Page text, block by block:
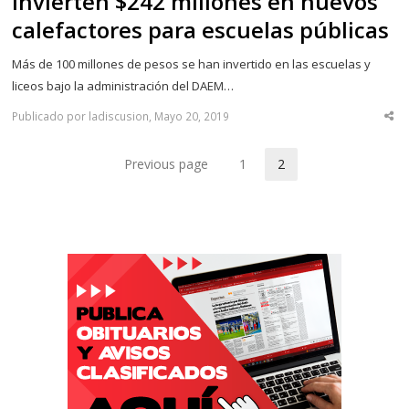
calefactores para escuelas públicas
Más de 100 millones de pesos se han invertido en las escuelas y
liceos bajo la administración del DAEM…
Publicado por ladiscusion, Mayo 20, 2019
Previous page Page
1 2